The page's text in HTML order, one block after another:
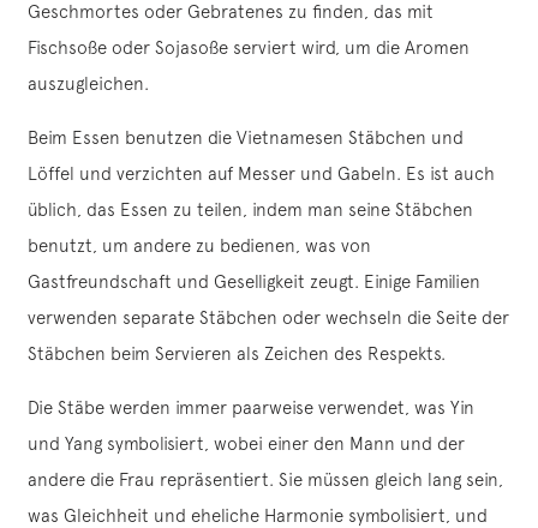
Geschmortes oder Gebratenes zu finden, das mit
Fischsoße oder Sojasoße serviert wird, um die Aromen
auszugleichen.
Beim Essen benutzen die Vietnamesen Stäbchen und
Löffel und verzichten auf Messer und Gabeln. Es ist auch
üblich, das Essen zu teilen, indem man seine Stäbchen
benutzt, um andere zu bedienen, was von
Gastfreundschaft und Geselligkeit zeugt. Einige Familien
verwenden separate Stäbchen oder wechseln die Seite der
Stäbchen beim Servieren als Zeichen des Respekts.
Die Stäbe werden immer paarweise verwendet, was Yin
und Yang symbolisiert, wobei einer den Mann und der
andere die Frau repräsentiert. Sie müssen gleich lang sein,
was Gleichheit und eheliche Harmonie symbolisiert, und